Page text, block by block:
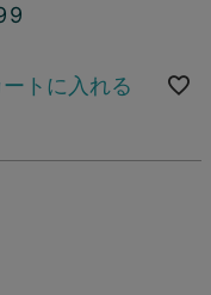
ートに入れる